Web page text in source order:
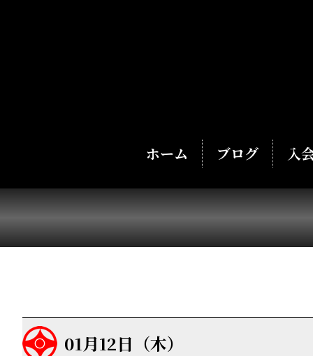
ホーム ブログ 入
01月12日（木）